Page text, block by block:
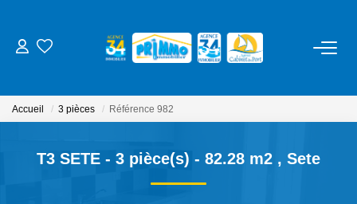
Accueil 3 pièces Référence 982
T3 SETE - 3 pièce(s) - 82.28 m2 , Sete